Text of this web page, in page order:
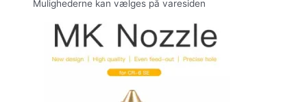
Mulighederne kan vælges på varesiden